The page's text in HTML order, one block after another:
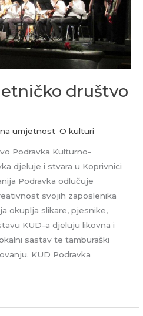
društvo
umjetnost ,O kulturi
Podravka Kulturno-
djeluje i stvara u Koprivnici
Podravka odlučuje
svojih zaposlenika
okuplja slikare, pjesnike,
KUD-a djeluju likovna i
sastav te tamburaški
KUD Podravka